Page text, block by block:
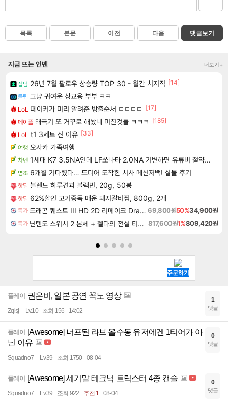
목록 본문 이전 다음 댓글보기
지금 뜨는 인벤 더보기+
잡담 26년 7월 팔로우 상승량 TOP 30 - 월간 치지직 [14]
클립 그냥 귀여운 상교용 부부 ㅋㅋ
LoL 페이커가 미리 알려준 방출순서 ㄷㄷㄷㄷ
[17]
메이플 태극기 또 거꾸로 해놨네 미친것들 ㅋㅋㅋ
[185]
LoL t1 3세트 진 이유 [33]
여행 오사카 가족여행
차벤 1세대 K7 3.5NA인데 LF쏘나타 2.0NA 기변하면 유류비 절약이 얼마나 될까요..?
명조 6개월 기다렸다… 드디어 도착한 치사 메신저백! 실물 후기
핫딜 블렌드 하루견과 블랙빈, 20g, 50봉
핫딜 62%할인 고기중독 매운 돼지갈비찜, 800g, 2개
특가 드래곤 퀘스트 III HD 2D 리메이크 Dragon Quest III HD 2D Remake 69,800원50%34,900원
특가 닌텐도 스위치 2 본체 + 젤다의 전설 티어스 오브 더 킹덤 닌텐도 스위치 2 에디션 + 젤다의 전설 브레스 오브 더 와일드 닌텐도 스위치 2 에디션 번들 817,600원1%809,420원
플레이 권은비, 일본 공연 꼭노 영상
Zqisj Lv.10 조회 156 14:02
1
댓글
플레이
[Awesome] 너프된 라브 올수동 유저에겐 1티어가 아
닌 이유
Squadno7 Lv.39 조회 1750 08-04
0
댓글
플레이 [Awesome] 세기말 테크닉 트릭스터 4종 캔슬
Squadno7 Lv.39 조회 922 추천 1 08-04
0
댓글